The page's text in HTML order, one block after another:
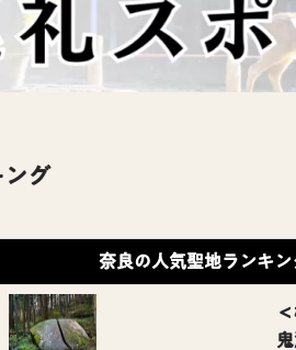
ング
奈良の人気聖地ランキン
＜